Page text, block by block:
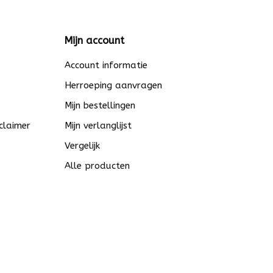
Mijn account
Account informatie
Herroeping aanvragen
Mijn bestellingen
Mijn verlanglijst
Vergelijk
Alle producten